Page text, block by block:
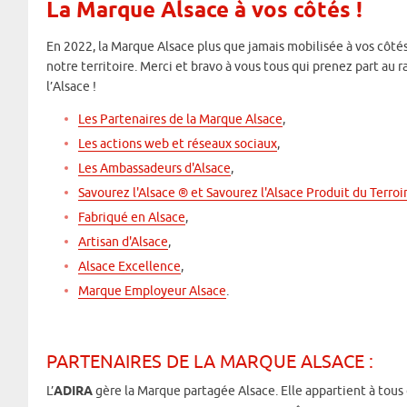
La Marque Alsace à vos côtés !
En 2022, la Marque Alsace plus que jamais mobilisée à vos
notre territoire. Merci et bravo à vous tous qui prenez part au
l’Alsace !
Les Partenaires de la Marque Alsace,
Les actions web et réseaux sociaux,
Les Ambassadeurs d'Alsace,
Savourez l'Alsace ® et Savourez l'Alsace Produit du
Fabriqué en Alsace,
Artisan d'Alsace,
Alsace Excellence,
Marque Employeur Alsace
PARTENAIRES DE LA MARQUE ALSACE :
L’ADIRAgère la Marque partagée Alsace. Elle appartient à